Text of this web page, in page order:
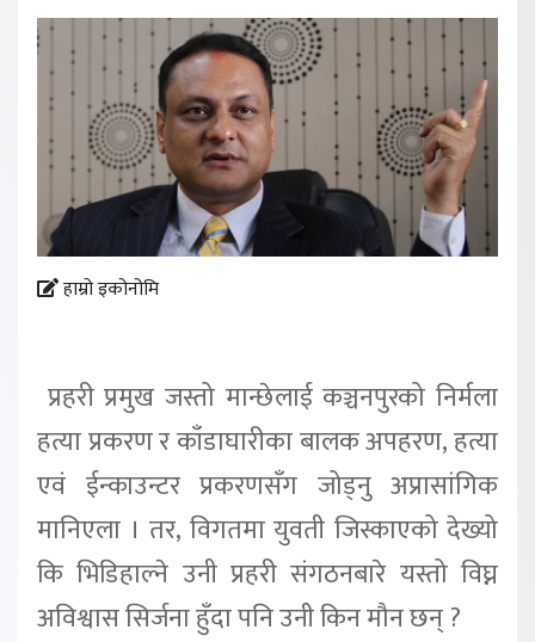
हाम्रो इकोनोमि
प्रहरी प्रमुख जस्तो मान्छेलाई कञ्चनपुरको निर्मला
हत्या प्रकरण र काँडाघारीका बालक अपहरण, हत्या
एवं ईन्काउन्टर प्रकरणसँग जोड्नु अप्रासांगिक
मानिएला । तर, विगतमा युवती जिस्काएको देख्यो
कि भिडिहाल्ने उनी प्रहरी संगठनबारे यस्तो विघ्न
अविश्वास सिर्जना हुँदा पनि उनी किन मौन छन् ?